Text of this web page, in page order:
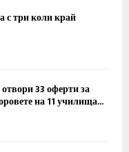
с три коли край
33 оферти за
на 11 училища...